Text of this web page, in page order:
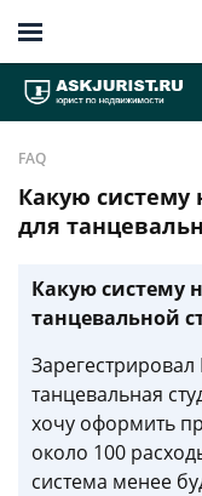
FAQ
Какую систему
для
Какую систему
танцевальной
танцевальная
хочу оформить
около 100
система менее